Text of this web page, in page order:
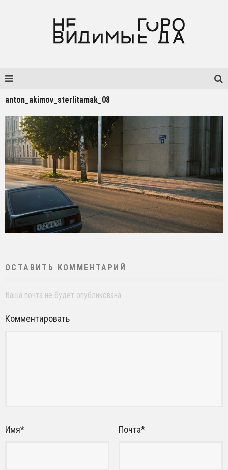
anton_akimov_sterlitamak_08
ОСТАВИТЬ КОММЕНТАРИЙ
Ваша почта не будет опубликована
Комментировать
Имя* Почта*